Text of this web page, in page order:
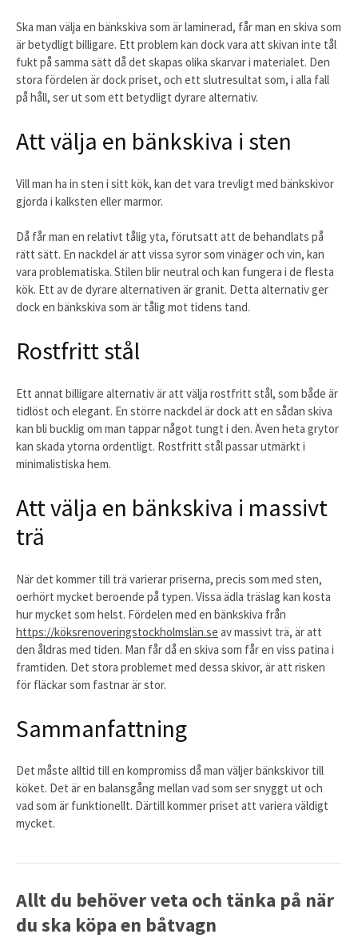
Ska man välja en bänkskiva som är laminerad, får man en skiva som
är betydligt billigare. Ett problem kan dock vara att skivan inte tål
fukt på samma sätt då det skapas olika skarvar i materialet. Den
stora fördelen är dock priset, och ett slutresultat som, i alla fall
på håll, ser ut som ett betydligt dyrare alternativ.
Att välja en bänkskiva i sten
Vill man ha in sten i sitt kök, kan det vara trevligt med bänkskivor
gjorda i kalksten eller marmor.
Då får man en relativt tålig yta, förutsatt att de behandlats på
rätt sätt. En nackdel är att vissa syror som vinäger och vin, kan
vara problematiska. Stilen blir neutral och kan fungera i de flesta
kök. Ett av de dyrare alternativen är granit. Detta alternativ ger
dock en bänkskiva som är tålig mot tidens tand.
Rostfritt stål
Ett annat billigare alternativ är att välja rostfritt stål, som både är
tidlöst och elegant. En större nackdel är dock att en sådan skiva
kan bli bucklig om man tappar något tungt i den. Även heta grytor
kan skada ytorna ordentligt. Rostfritt stål passar utmärkt i
minimalistiska hem.
Att välja en bänkskiva i massivt
trä
När det kommer till trä varierar priserna, precis som med sten,
oerhört mycket beroende på typen. Vissa ädla träslag kan kosta
hur mycket som helst. Fördelen med en bänkskiva från
https://köksrenoveringstockholmslän.se av massivt trä, är att
den åldras med tiden. Man får då en skiva som får en viss patina i
framtiden. Det stora problemet med dessa skivor, är att risken
för fläckar som fastnar är stor.
Sammanfattning
Det måste alltid till en kompromiss då man väljer bänkskivor till
köket. Det är en balansgång mellan vad som ser snyggt ut och
vad som är funktionellt. Därtill kommer priset att variera väldigt
mycket.
Allt du behöver veta och tänka på när
du ska köpa en båtvagn